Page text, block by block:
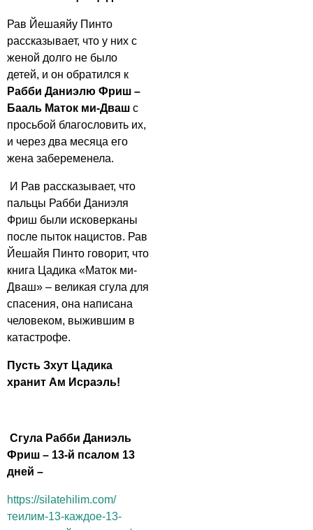
Рав Йешаяйу Пинто
рассказывает, что у них с
женой долго не было
детей, и он обратился к
Рабби Даниэлю Фриш –
Бааль Маток ми-Дваш с
просьбой благословить их,
и через два месяца его
жена забеременела.
И Рав рассказывает, что
пальцы Рабби Даниэля
Фриш были исковерканы
после пыток нацистов. Рав
Йешайя Пинто говорит, что
книга Цадика «Маток ми-
Дваш» – великая сгула для
спасения, она написана
человеком, выжившим в
катастрофе.
Пусть Зхут Цадика
хранит Ам Исраэль!
Сгула Рабби Даниэль
Фриш – 13-й псалом 13
дней –
https://silatehilim.com/
теилим-13-каждое-13-